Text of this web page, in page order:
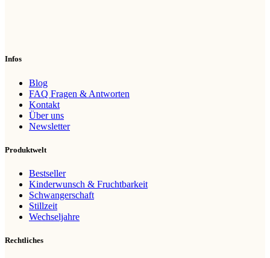
Infos
Blog
FAQ Fragen & Antworten
Kontakt
Über uns
Newsletter
Produktwelt
Bestseller
Kinderwunsch & Fruchtbarkeit
Schwangerschaft
Stillzeit
Wechseljahre
Rechtliches